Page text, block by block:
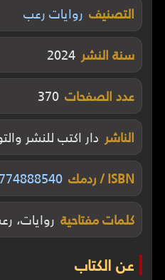
التصنيف روايات رعب
سنة النشر 2024
عدد الصفحات 370
الناشر دار اكتب للنشر
ISBN / ردمك
كلمات مفتاحية روايات،
عن الكتاب